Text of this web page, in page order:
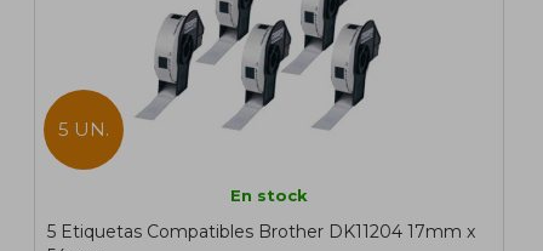
5 UN.
En stock
5 Etiquetas Compatibles Brother DK11204 17mm x